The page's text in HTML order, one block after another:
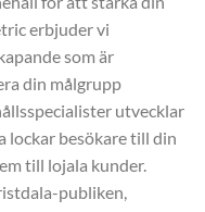
erbjuder vi
som är
din målgrupp
utvecklar
lockar besökare till din
till lojala kunder.
publiken,